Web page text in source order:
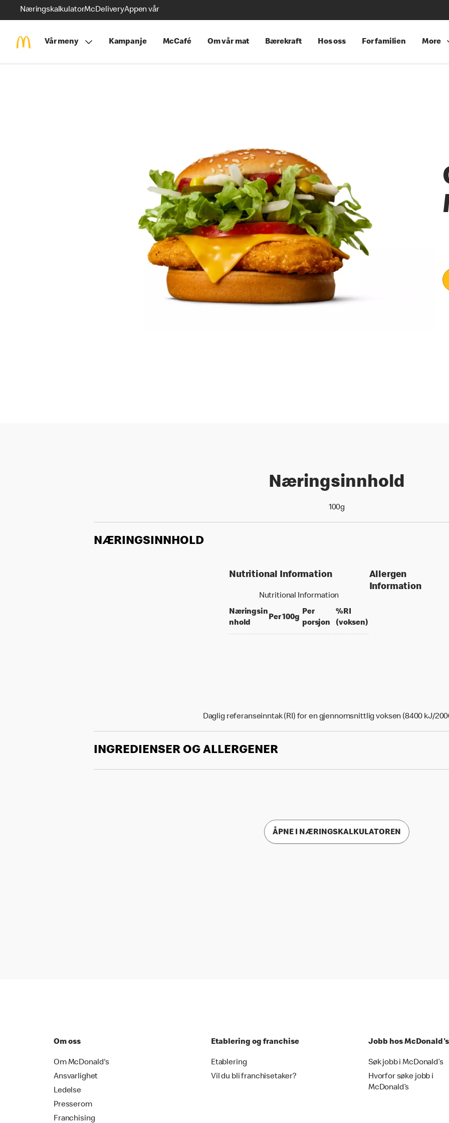
NæringskalkulatorMcDeliveryAppen vår
Vår meny Kampanje McCafé Om vår mat Bærekraft Hos oss For familien More
Næringsinnhold
100g
NÆRINGSINNHOLD
Nutritional Information
Nutritional Information
Næringsin
nhold
Per 100gper 100 grams
Per
porsjonper portion
%RI
(voksen)% daily value for an
Allergen
Information
Daglig referanseinntak (RI) for en gjennomsnittlig voksen (8400 kJ/
INGREDIENSER OG ALLERGENER
ÅPNE I NÆRINGSKALKULATOREN
Om oss
Om McDonald's
Ansvarlighet
Ledelse
Presserom
Franchising
Etablering og franchise
Etablering
Vil du bli franchisetaker?
Jobb hos McDonald's
Søk jobb i McDonald’s
Hvorfor søke jobb i
McDonald’s